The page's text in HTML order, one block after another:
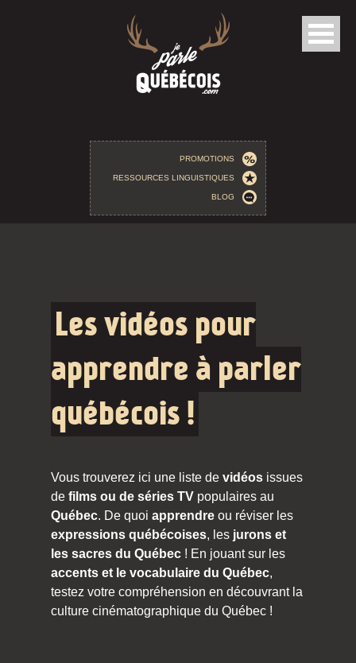
PROMOTIONS
RESSOURCES LINGUISTIQUES
BLOG
Les vidéos pour
apprendre à parler
québécois !
Vous trouverez ici une liste de vidéos issues
de films ou de séries TV populaires au
Québec. De quoi apprendre ou réviser les
expressions québécoises, les jurons et
les sacres du Québec ! En jouant sur les
accents et le vocabulaire du Québec,
testez votre compréhension en découvrant la
culture cinématographique du Québec !